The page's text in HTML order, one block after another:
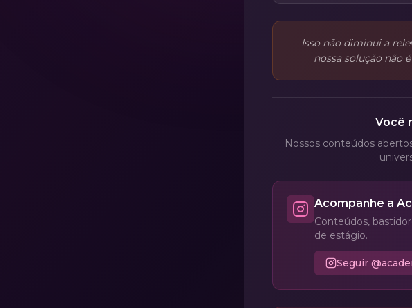
Isso não diminui a
nossa solução não
Você
Nossos conteúdos
Acompanhe a
Conteúdos,
de estágio.
Seguir